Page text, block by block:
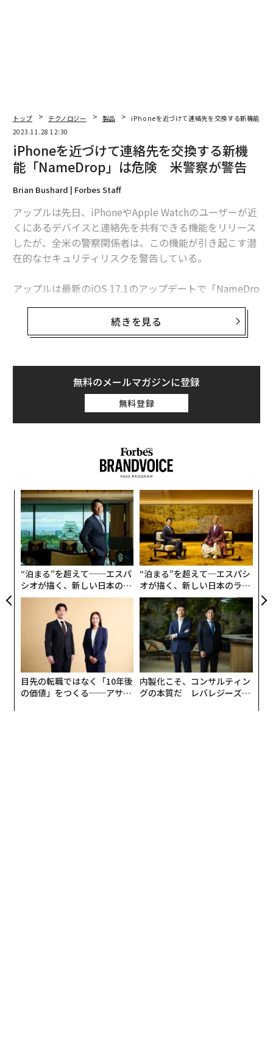
手順 ３
以降はQRコードで読み込んだURLの表示や、別アプリで
「システムブラウザで開く」を選ぶと、SafariではなくC
hromeで開くようになる。
トップ テクノロジー 製品
iPhoneを近づけて連絡先を交換する新機能
2023.11.28 12:30
iPhoneを近づけて連絡先を交換する新機
能「NameDrop」は危険 米警察が警告
Brian Bushard | Forbes Staff
アップルは先日、iPhoneやApple Watchのユーザーが近
くにあるデバイスと連絡先を共有できる機能をリリース
したが、全米の警察関係者は、この機能が引き起こす潜
在的なセキュリティリスクを警告している。
アップルは最新のiOS 17.1のアップデートで「NameDro
数センチ以内にある他のiPhoneやApple Watchに保存さ
れた連絡先を共有できるようにした。この機能は、近く
似たものとされている。
しかし、全米各地の警察当局は、NameDropが引き起こ
すプライバシーに関する懸念について警告を発してい
る。デトロイト郊外のオークランド郡保安官事務所は、
シー州の保安官事務所は、iPhoneを近づけるだけで連絡
先を共有できるNameDropへの注意を促している。
続きを見る
無料のメールマガジンに登録
無料登録
“泊まる”を超えて──エスパ
シオが描く、新しい日本のラ
グジュアリー（前編）
“泊まる”を超えて─エスパシ
オが描く、新しい日本のラグ
ジュアリー（中編）
目先の転職ではなく「10年後
の価値」をつくる──アサイ
内製化こそ、コンサルティン
グの本質だ レバレジーズが